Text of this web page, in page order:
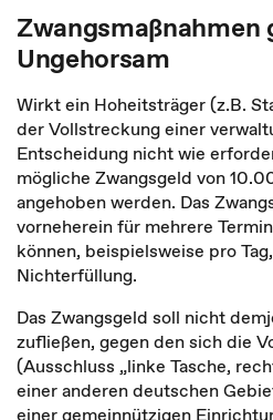
Zwangsmaßnahmen
Ungehorsam
Wirkt ein Hoheitsträger (z.B.
der Vollstreckung einer
Entscheidung nicht wie
mögliche Zwangsgeld von
angehoben werden. Das
vorneherein für mehrere
können, beispielsweise pro
Nichterfüllung.
Das Zwangsgeld soll nicht
zufließen, gegen den sich die
(Ausschluss „linke Tasche,
einer anderen deutschen
einer gemeinnützigen